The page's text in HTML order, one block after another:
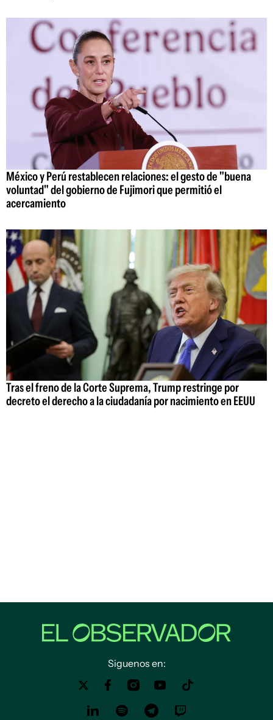
México y Perú restablecen relaciones: el gesto de "buena
voluntad" del gobierno de Fujimori que permitió el
acercamiento
Tras el freno de la Corte Suprema, Trump restringe por
decreto el derecho a la ciudadanía por nacimiento en EEUU
Siguenos en: